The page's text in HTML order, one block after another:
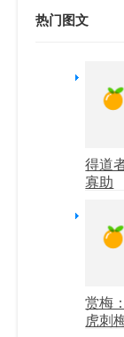
热门图文
得道
寡助
赏梅
虎刺